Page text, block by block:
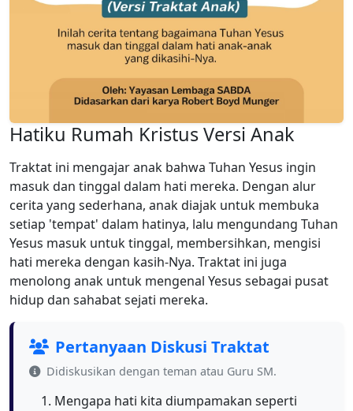
Hatiku Rumah Kristus Versi Anak
Traktat ini mengajar anak bahwa Tuhan Yesus ingin
masuk dan tinggal dalam hati mereka. Dengan alur
cerita yang sederhana, anak diajak untuk membuka
setiap 'tempat' dalam hatinya, lalu mengundang Tuhan
Yesus masuk untuk tinggal, membersihkan, mengisi
hati mereka dengan kasih-Nya. Traktat ini juga
menolong anak untuk mengenal Yesus sebagai pusat
hidup dan sahabat sejati mereka.
Pertanyaan Diskusi Traktat
Didiskusikan dengan teman atau Guru SM.
Mengapa hati kita diumpamakan seperti